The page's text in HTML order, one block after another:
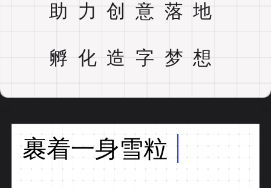
助力创意落地
孵化造字梦想
裹着一身雪粒